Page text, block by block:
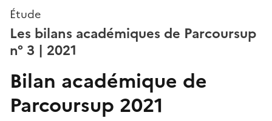
Étude
Les bilans académiques de Parcoursup
n° 3 | 2021
Bilan académique de
Parcoursup 2021